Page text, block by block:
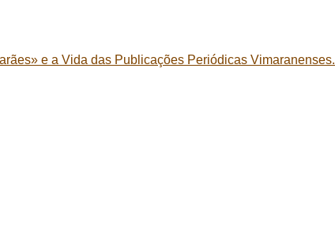
e a Vida das Publicações Periódicas Vimaranenses.